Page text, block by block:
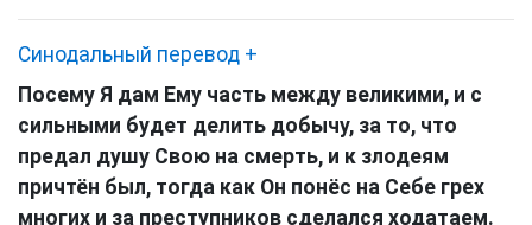
Синодальный перевод +
Посему Я дам Ему часть между великими, и с
сильными будет делить добычу, за то, что
предал душу Свою на смерть, и к злодеям
причтён был, тогда как Он понёс на Себе грех
многих и за преступников сделался ходатаем.